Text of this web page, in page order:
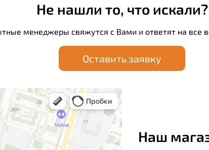
Не нашли то, что искали?
менеджеры свяжутся с Вами и ответят на все
Оставить заявку
Наш